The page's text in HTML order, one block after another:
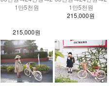
1만5천원
215,000원
1만5천원
215,000원